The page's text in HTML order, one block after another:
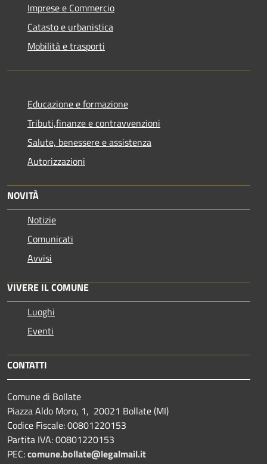
Imprese e Commercio
Catasto e urbanistica
Mobilità e trasporti
Educazione e formazione
Tributi,finanze e contravvenzioni
Salute, benessere e assistenza
Autorizzazioni
NOVITÀ
Notizie
Comunicati
Avvisi
VIVERE IL COMUNE
Luoghi
Eventi
CONTATTI
Comune di Bollate
Piazza Aldo Moro, 1, 20021 Bollate (MI)
Codice Fiscale: 00801220153
Partita IVA: 00801220153
PEC:comune.bollate@legalmail.it